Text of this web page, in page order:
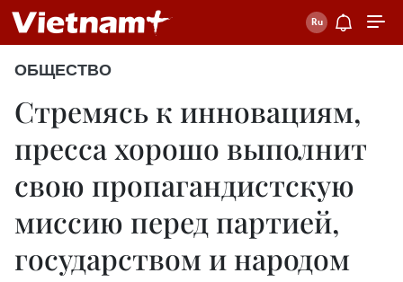
ОБЩЕСТВО
Стремясь к инновациям,
пресса хорошо выполнит
свою пропагандистскую
миссию перед партией,
государством и народом